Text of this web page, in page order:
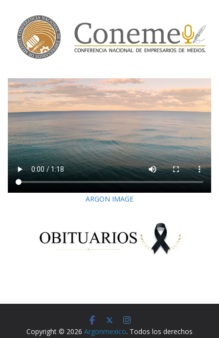
ARGON IMAGE
Copyright © 2026 Argonmexico. Todos los derechos